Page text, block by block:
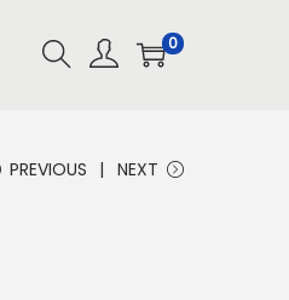
0
PREVIOUS NEXT